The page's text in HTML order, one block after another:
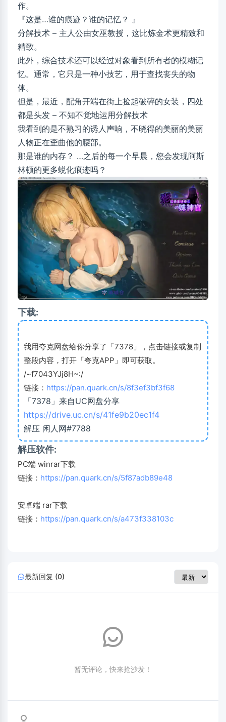
作。
『这是…谁的痕迹？谁的记忆？ 』
分解技术 – 主人公由女巫教授，这比炼金术更精致和
精致。
此外，综合技术还可以经过对象看到所有者的模糊记
忆。通常，它只是一种小技艺，用于查找丧失的物
体。
但是，最近，配角开端在街上捡起破碎的女装，四处
都是头发 – 不知不觉地运用分解技术
我看到的是不熟习的诱人声响，不晓得的美丽的美丽
人物正在歪曲他的腰部。
那是谁的内存？ …之后的每一个早晨，您会发现阿斯
林顿的更多蜕化痕迹吗？
下载:
我用夸克网盘给你分享了「7378」，点击链接或复制
整段内容，打开「夸克APP」即可获取。
/~f7043YJj8H~:/
链接： https://pan.quark.cn/s/8f3ef3bf3f68
「7378」来自UC网盘分享
https://drive.uc.cn/s/41fe9b20ec1f4
解压 闲人网#7788
解压软件:
PC端 winrar下载
链接： https://pan.quark.cn/s/5f87adb89e48
安卓端 rar下载
链接： https://pan.quark.cn/s/a473f338103c
最新回复 (0)
暂无评论，快来抢沙发！